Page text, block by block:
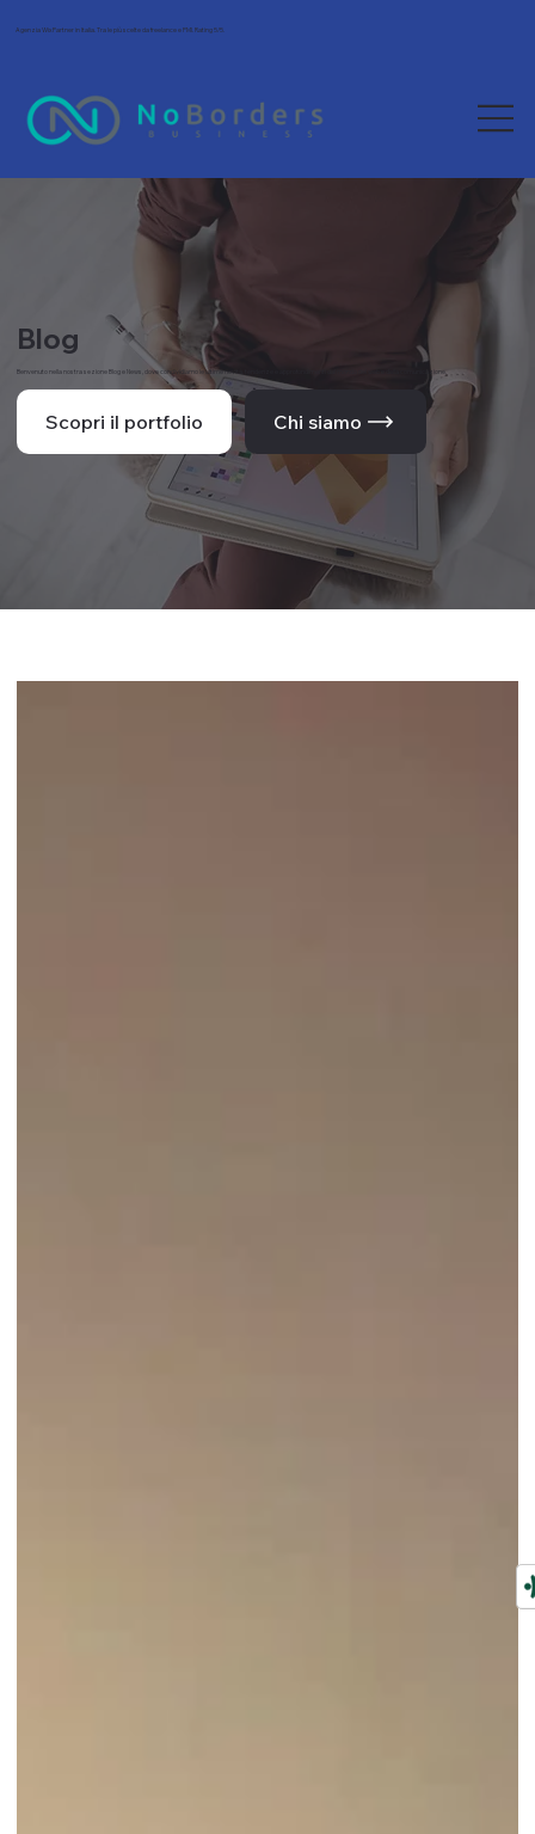
Agenzia Wix Partner in Italia. Tra le più scelte da freelance e PMI. Rating 5/5.
Blog
Benvenuto nella nostra sezione Blog e News, dove condividiamo le ultime novità, tendenze e approfondimenti dal mondo del web e della comunicazione.
Scopri il portfolio Chi siamo